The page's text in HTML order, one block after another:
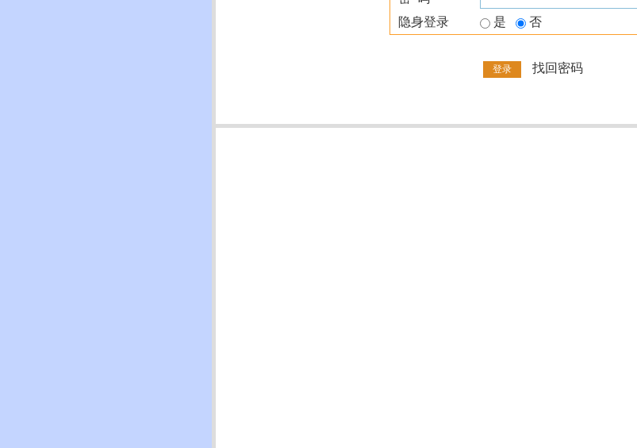
隐身登录
是 否
找回密码